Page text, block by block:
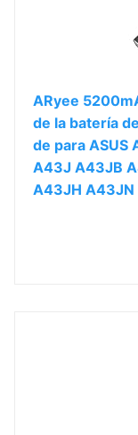
ARyee
de la batería
de para
A43J A43JB
A43JH A43JN